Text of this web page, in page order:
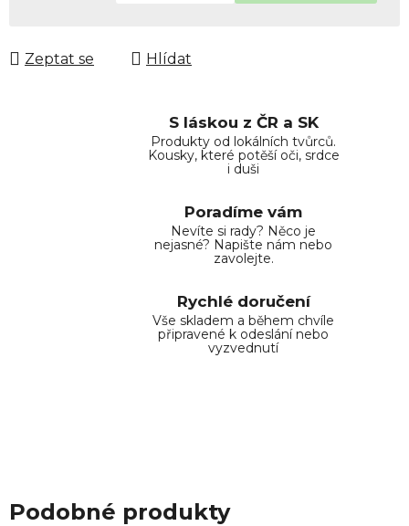
Zeptat se Hlídat
S láskou z ČR a SK
Produkty od lokálních tvůrců.
Kousky, které potěší oči, srdce
i duši
Poradíme vám
Nevíte si rady? Něco je
nejasné? Napište nám nebo
zavolejte.
Rychlé doručení
Vše skladem a během chvíle
připravené k odeslání nebo
vyzvednutí
Podobné produkty